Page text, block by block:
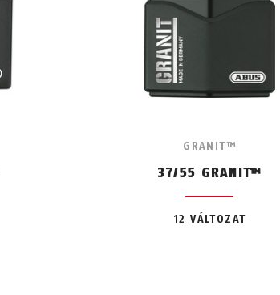
GRANIT™
37/55 GRANIT™
12 VÁLTOZAT